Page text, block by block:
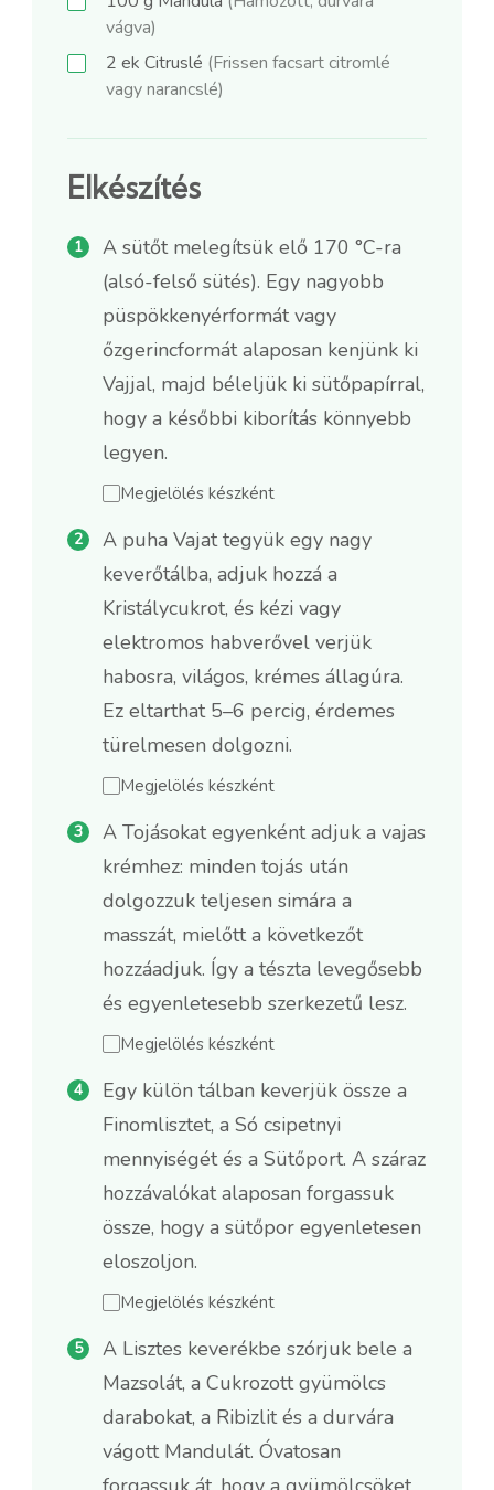
vágva)
2 ek Citruslé (Frissen facsart citromlé
vagy narancslé)
Elkészítés
A sütőt melegítsük elő 170 °C-ra
(alsó-felső sütés). Egy nagyobb
püspökkenyérformát vagy
őzgerincformát alaposan kenjünk ki
Vajjal, majd béleljük ki sütőpapírral,
hogy a későbbi kiborítás könnyebb
legyen.
Megjelölés készként
A puha Vajat tegyük egy nagy
keverőtálba, adjuk hozzá a
Kristálycukrot, és kézi vagy
elektromos habverővel verjük
habosra, világos, krémes állagúra.
Ez eltarthat 5–6 percig, érdemes
türelmesen dolgozni.
Megjelölés készként
A Tojásokat egyenként adjuk a vajas
krémhez: minden tojás után
dolgozzuk teljesen simára a
masszát, mielőtt a következőt
hozzáadjuk. Így a tészta levegősebb
és egyenletesebb szerkezetű lesz.
Megjelölés készként
Egy külön tálban keverjük össze a
Finomlisztet, a Só csipetnyi
mennyiségét és a Sütőport. A száraz
hozzávalókat alaposan forgassuk
össze, hogy a sütőpor egyenletesen
eloszoljon.
Megjelölés készként
A Lisztes keverékbe szórjuk bele a
Mazsolát, a Cukrozott gyümölcs
darabokat, a Ribizlit és a durvára
vágott Mandulát. Óvatosan